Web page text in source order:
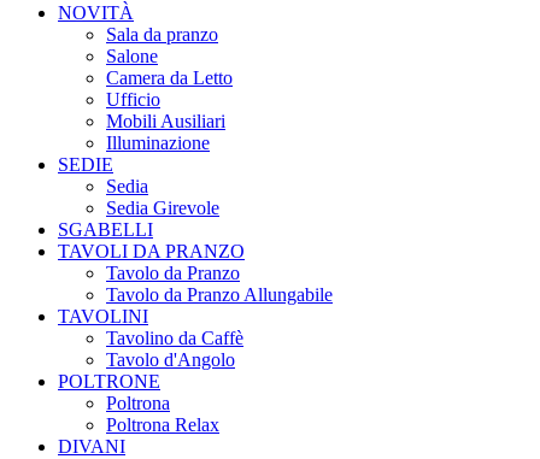
NOVITÀ
Sala da pranzo
Salone
Camera da Letto
Ufficio
Mobili Ausiliari
Illuminazione
SEDIE
Sedia
Sedia Girevole
SGABELLI
TAVOLI DA PRANZO
Tavolo da Pranzo
Tavolo da Pranzo Allungabile
TAVOLINI
Tavolino da Caffè
Tavolo d'Angolo
POLTRONE
Poltrona
Poltrona Relax
DIVANI